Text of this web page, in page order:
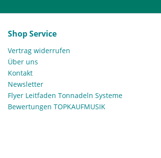
Shop Service
Vertrag widerrufen
Über uns
Kontakt
Newsletter
Flyer Leitfaden Tonnadeln Systeme
Bewertungen TOPKAUFMUSIK